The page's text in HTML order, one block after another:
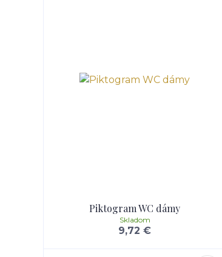
Piktogram WC dámy
9,72 €
Skladom